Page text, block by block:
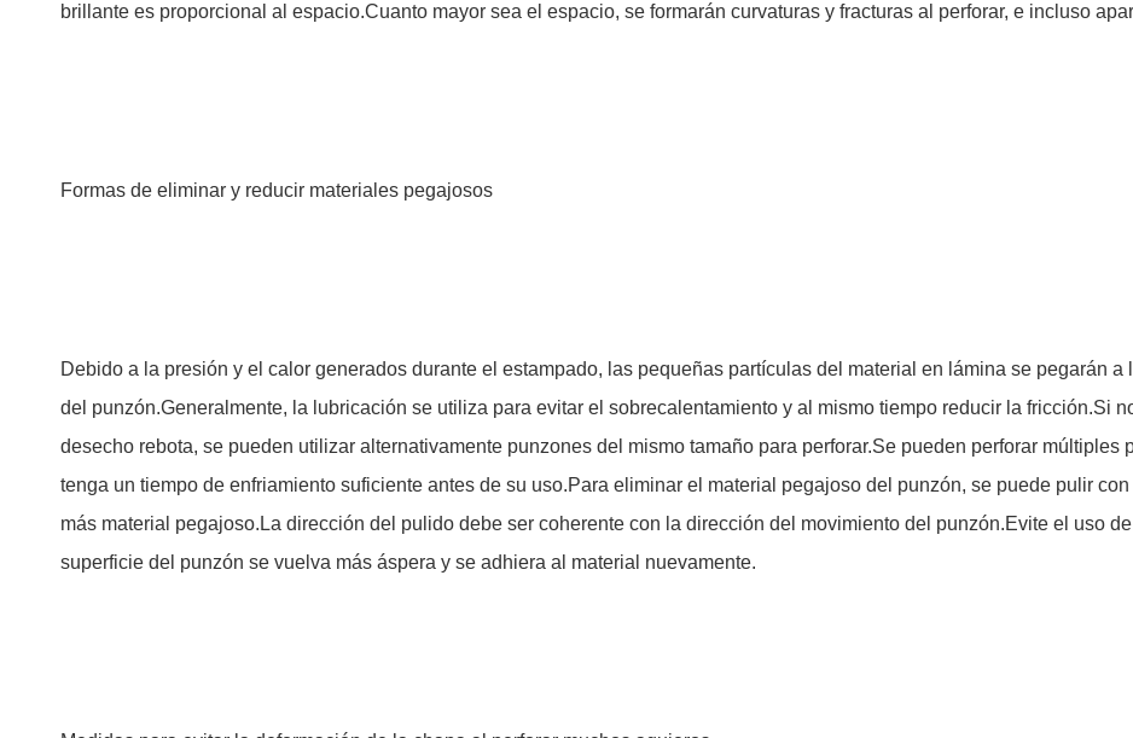
brillante es proporcional al espacio.Cuanto mayor sea el espacio, se formarán curvaturas y fracturas al perforar, e incluso
Formas de eliminar y reducir materiales pegajosos
Debido a la presión y el calor generados durante el estampado, las pequeñas partículas del material en lámina se pegarán
del punzón.Generalmente, la lubricación se utiliza para evitar el sobrecalentamiento y al mismo tiempo reducir la fricción.Si
desecho rebota, se pueden utilizar alternativamente punzones del mismo tamaño para perforar.Se pueden perforar múltiples
tenga un tiempo de enfriamiento suficiente antes de su uso.Para eliminar el material pegajoso del punzón, se puede pulir
más material pegajoso.La dirección del pulido debe ser coherente con la dirección del movimiento del punzón.Evite el uso
superficie del punzón se vuelva más áspera y se adhiera al material nuevamente.